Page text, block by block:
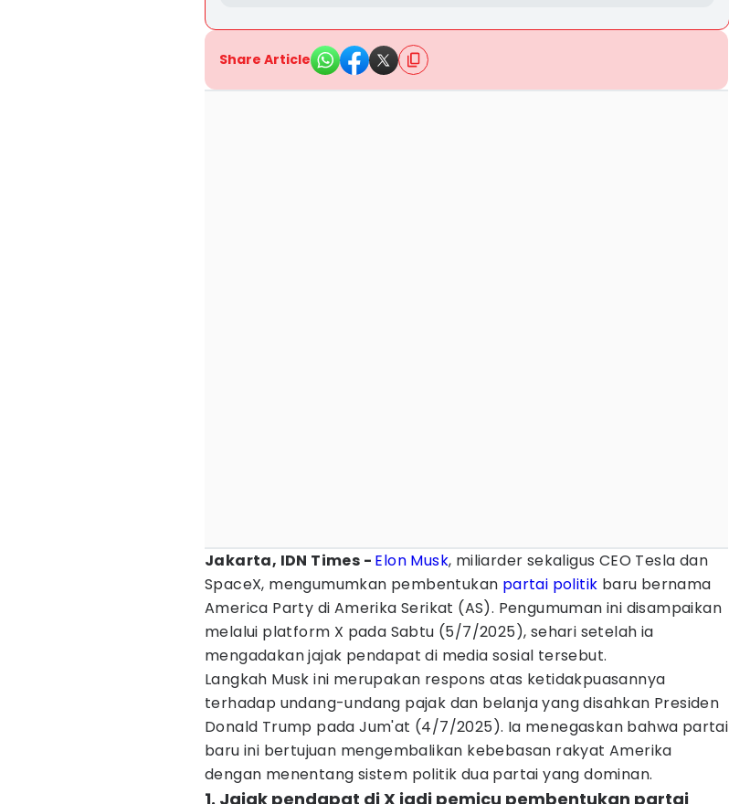
Share Article
Jakarta, IDN Times - Elon Musk, miliarder sekaligus CEO Tesla dan
SpaceX, mengumumkan pembentukan partai politik baru bernama
America Party di Amerika Serikat (AS). Pengumuman ini disampaikan
melalui platform X pada Sabtu (5/7/2025), sehari setelah ia
mengadakan jajak pendapat di media sosial tersebut.
Langkah Musk ini merupakan respons atas ketidakpuasannya
terhadap undang-undang pajak dan belanja yang disahkan Presiden
Donald Trump pada Jum'at (4/7/2025). Ia menegaskan bahwa partai
baru ini bertujuan mengembalikan kebebasan rakyat Amerika
dengan menentang sistem politik dua partai yang dominan.
1. Jajak pendapat di X jadi pemicu pembentukan partai